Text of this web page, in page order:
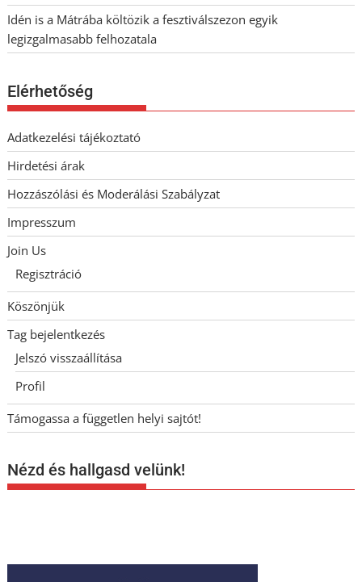
Idén is a Mátrába költözik a fesztiválszezon egyik
legizgalmasabb felhozatala
Elérhetőség
Adatkezelési tájékoztató
Hirdetési árak
Hozzászólási és Moderálási Szabályzat
Impresszum
Join Us
Regisztráció
Köszönjük
Tag bejelentkezés
Jelszó visszaállítása
Profil
Támogassa a független helyi sajtót!
Nézd és hallgasd velünk!